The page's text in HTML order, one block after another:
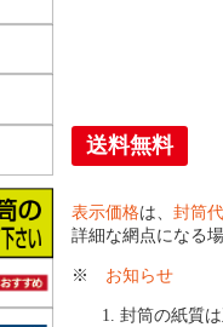
送料無料
表示価格は、 封筒代
詳細な網点になる
※ お知らせ
封筒の紙質